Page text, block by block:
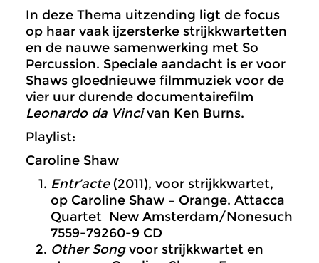
In deze Thema uitzending ligt de focus
op haar vaak ijzersterke strijkkwartetten
en de nauwe samenwerking met So
Percussion. Speciale aandacht is er voor
Shaws gloednieuwe filmmuziek voor de
vier uur durende documentairefilm
Leonardo da Vincivan Ken Burns.
Playlist:
Caroline Shaw
Entr’acte(2011), voor strijkkwartet,
op Caroline Shaw – Orange. Attacca
Quartet New Amsterdam/Nonesuch
7559-79260-9 CD
Other Songvoor strijkkwartet en